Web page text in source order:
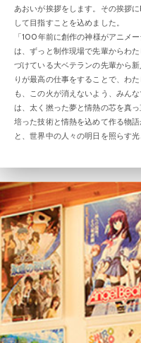
あおいが挨拶をします。その挨拶
して目指すことを込めました。
「100年前に創作の神様がアニメ
は、ずっと制作現場で先輩からわ
づけている大ベテランの先輩から
りが最高の仕事をすることで、わ
も、この火が消えないよう、みん
は、太く撚った夢と情熱の芯を真
培った技術と情熱を込めて作る物
と、世界中の人々の明日を照らす